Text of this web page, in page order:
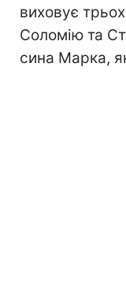
виховує
Соломію та
сина Марка,